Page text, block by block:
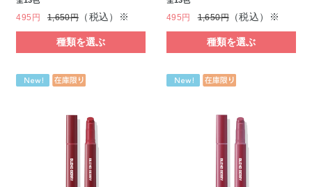
495円 1,650円（税込）※
種類を選ぶ
495円 1,650円（税込）※
種類を選ぶ